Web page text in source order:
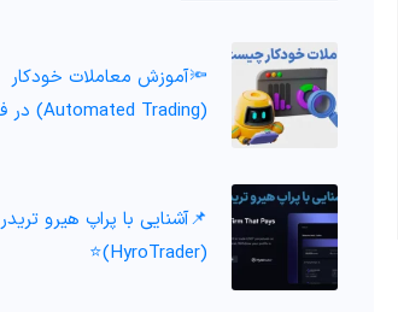
🔦آموزش معاملات خودکار
(Automated Trading) در فارکس🛸
📌آشنایی با پراپ هیرو تریدر
(HyroTrader)⭐️